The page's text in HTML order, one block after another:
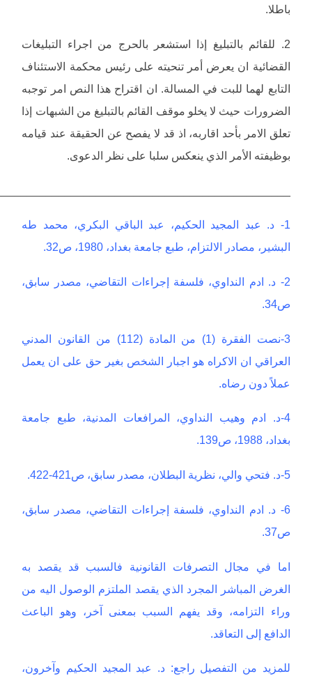
باطلا.
2. للقائم بالتبليغ إذا استشعر بالحرج من اجراء التبليغات
القضائية ان يعرض أمر تنحيته على رئيس محكمة الاستئناف
التابع لهما للبت في المسالة. ان اقتراح هذا النص امر توجبه
الضرورات حيث لا يخلو موقف القائم بالتبليغ من الشبهات إذا
تعلق الامر بأحد اقاربه، اذ قد لا يفصح عن الحقيقة عند قيامه
بوظيفته الأمر الذي ينعكس سلبا على نظر الدعوى.
1- د. عبد المجيد الحكيم، عبد الباقي البكري، محمد طه
البشير، مصادر الالتزام، طبع جامعة بغداد، 1980، ص32.
2- د. ادم النداوي، فلسفة إجراءات التقاضي، مصدر سابق،
ص34.
3-نصت الفقرة (1) من المادة (112) من القانون المدني
العراقي ان الاكراه هو اجبار الشخص بغير حق على ان يعمل
عملاً دون رضاه.
4-د. ادم وهيب النداوي، المرافعات المدنية، طبع جامعة
بغداد، 1988، ص139.
5-د. فتحي والي، نظرية البطلان، مصدر سابق، ص421-422.
6- د. ادم النداوي، فلسفة إجراءات التقاضي، مصدر سابق،
ص37.
اما في مجال التصرفات القانونية فالسبب قد يقصد به
الغرض المباشر المجرد الذي يقصد الملتزم الوصول اليه من
وراء التزامه، وقد يفهم السبب بمعنى آخر، وهو الباعث
الدافع إلى التعاقد.
للمزيد من التفصيل راجع: د. عبد المجيد الحكيم وآخرون،